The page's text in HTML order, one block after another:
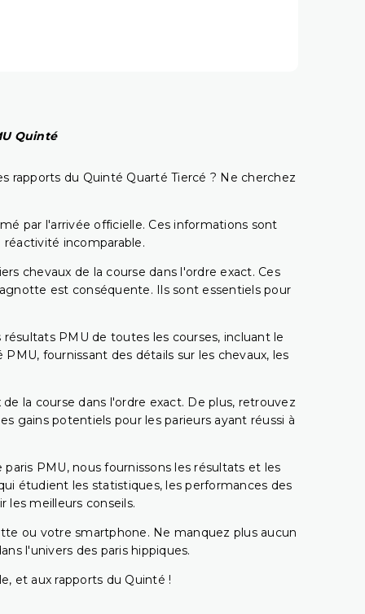
Quinté
rapports du Quinté Quarté Tiercé ? Ne cherchez
par l'arrivée officielle. Ces informations sont
incomparable.
chevaux de la course dans l'ordre exact. Ces
est conséquente. Ils sont essentiels pour
PMU de toutes les courses, incluant le
fournissant des détails sur les chevaux, les
la course dans l'ordre exact. De plus, retrouvez
gains potentiels pour les parieurs ayant réussi à
PMU, nous fournissons les résultats et les
étudient les statistiques, les performances des
les meilleurs conseils.
ou votre smartphone. Ne manquez plus aucun
l'univers des paris hippiques.
et aux rapports du Quinté !